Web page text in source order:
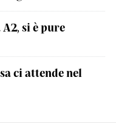
si è pure
ci attende nel